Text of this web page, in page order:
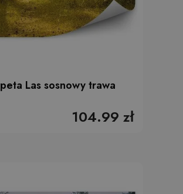
Las sosnowy trawa
104.99 zł